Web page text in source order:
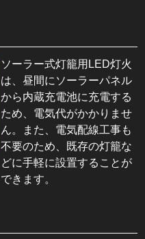
ソーラー式灯籠用LED灯火
は、昼間にソーラーパネル
から内蔵充電池に充電する
ため、電気代がかかりませ
ん。また、電気配線工事も
不要のため、既存の灯籠な
どに手軽に設置することが
できます。